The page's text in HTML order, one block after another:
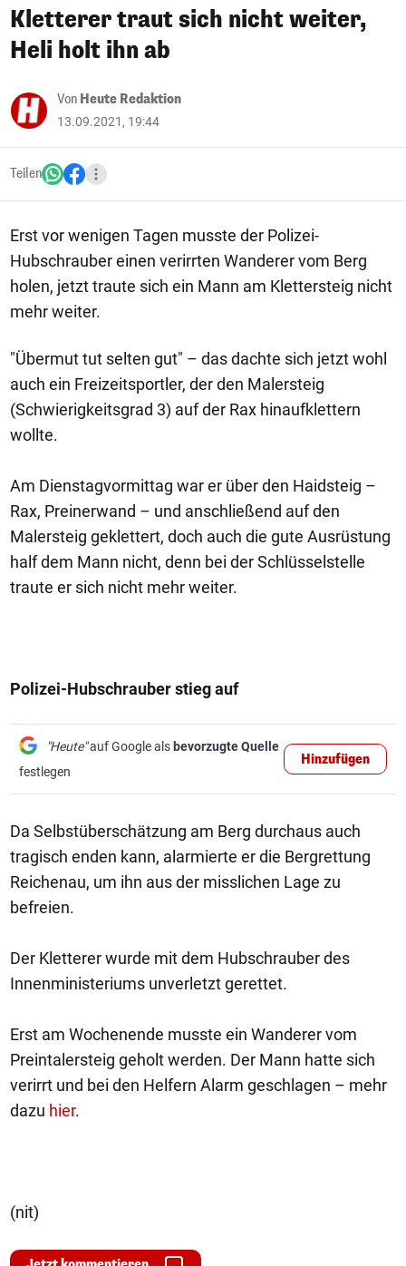
Kletterer traut sich nicht weiter,
Heli holt ihn ab
Von Heute Redaktion
13.09.2021, 19:44
Teilen
Erst vor wenigen Tagen musste der Polizei-
Hubschrauber einen verirrten Wanderer vom Berg
holen, jetzt traute sich ein Mann am Klettersteig nicht
mehr weiter.
"Übermut tut selten gut" – das dachte sich jetzt wohl
auch ein Freizeitsportler, der den Malersteig
(Schwierigkeitsgrad 3) auf der Rax hinaufklettern
wollte.
Am Dienstagvormittag war er über den Haidsteig –
Rax, Preinerwand – und anschließend auf den
Malersteig geklettert, doch auch die gute Ausrüstung
half dem Mann nicht, denn bei der Schlüsselstelle
traute er sich nicht mehr weiter.
Polizei-Hubschrauber stieg auf
"Heute"auf Google als bevorzugte Quelle
festlegen
Hinzufügen
Da Selbstüberschätzung am Berg durchaus auch
tragisch enden kann, alarmierte er die Bergrettung
Reichenau, um ihn aus der misslichen Lage zu
befreien.
Der Kletterer wurde mit dem Hubschrauber des
Innenministeriums unverletzt gerettet.
Erst am Wochenende musste ein Wanderer vom
Preintalersteig geholt werden. Der Mann hatte sich
verirrt und bei den Helfern Alarm geschlagen – mehr
dazu hier.
(nit)